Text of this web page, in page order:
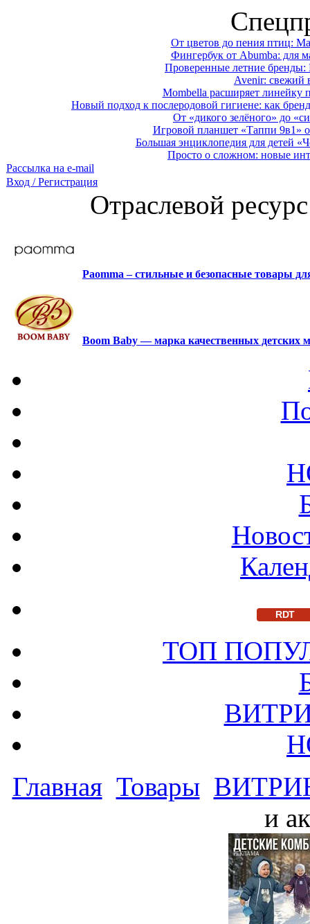
От цветов до пения птиц:
Фингербук от Abumba: для
Проверенные летние
Avenir: свежий
Mombella расширяет линейку
Новый подход к послеродовой гигиене: как
От «дикого зелёного» до
Игровой планшет «Таппи 9в1»
Большая энциклопедия для детей
Просто о сложном: новые
Рассылка на e-mail
Вход / Регистрация
Отраслевой
Paomma – стильные и безопасные товары
Boom Baby — марка качественных детских
RDT
ТОП
Главная Товары
и
РЕКЛАМА